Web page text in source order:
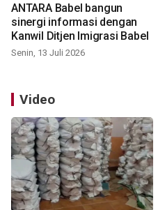
ANTARA Babel bangun
sinergi informasi dengan
Kanwil Ditjen Imigrasi Babel
Senin, 13 Juli 2026
Video